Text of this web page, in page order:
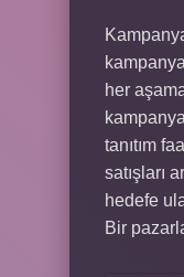
her
tanıtım
satışları
hedefe
Bir